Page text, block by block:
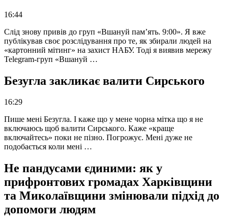
16:44
Слід знову привів до груп «Вшануй пам’ять. 9:00». Я вже
публікував своє розслідування про те, як збирали людей на
«картонний мітинг» на захист НАБУ. Тоді я виявив мережу
Telegram-груп «Вшануй …
Безугла закликає валити Сирського
16:29
Пише мені Безугла. І каже що у мене чорна мітка що я не
включаюсь щоб валити Сирського. Каже «краще
включайтесь» поки не пізно. Погрожує. Мені дуже не
подобається коли мені …
Не пандусами єдиними: як у
прифронтових громадах Харківщини
та Миколаївщини змінювали підхід до
допомоги людям